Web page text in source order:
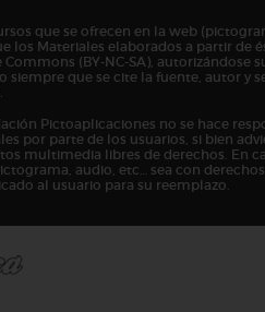
que se ofrecen en la web
los Materiales elaborados a partir de
Commons (BY-NC-SA), autorizándose
siempre que se cite la fuente, autor y
Pictoaplicaciones no se hace
por parte de los usuarios, si bien
multimedia libres de derechos. En
audio, etc… sea con
al usuario para su reemplazo.